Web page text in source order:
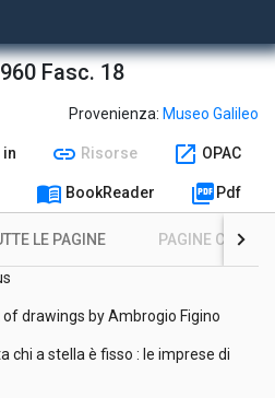
Fasc. 18
Provenienza: Museo Galileo
in link Risorse open_in_new OPAC
menu_book BookReader picture_as_pdf Pdf
LE PAGINE PAGINE CON
sur Léonard de Vinci : Léonard et
saggi e ricerche
a critic of the arts
: documenti, analisi e inediti
of drawings by Ambrogio Figino
chi a stella è fisso : le imprese di